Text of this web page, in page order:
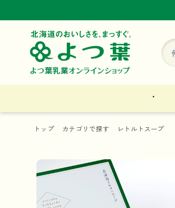
トップ カテゴリで探す レトルトスープ